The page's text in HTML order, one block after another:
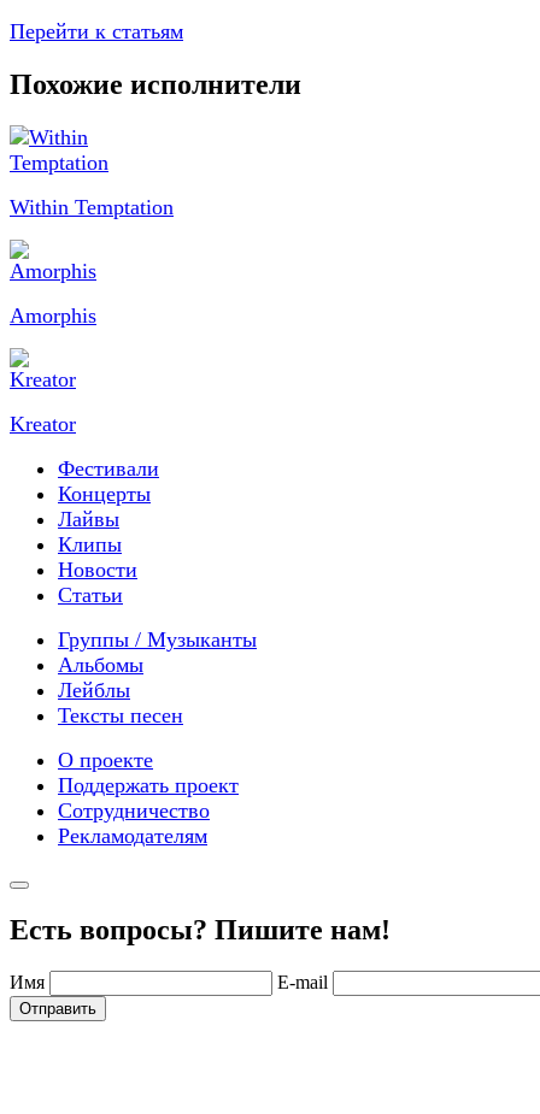
Перейти к статьям
Похожие исполнители
Within Temptation
Amorphis
Kreator
Фестивали
Концерты
Лайвы
Клипы
Новости
Статьи
Группы / Музыканты
Альбомы
Лейблы
Тексты песен
О проекте
Поддержать проект
Сотрудничество
Рекламодателям
Есть вопросы? Пишите нам!
Имя E-mail